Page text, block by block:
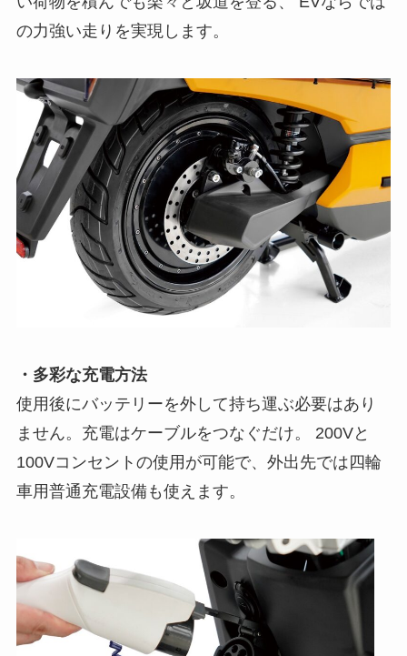
の力強い走りを実現します。
・多彩な充電方法
使用後にバッテリーを外して持ち運ぶ必要はあり
ません。充電はケーブルをつなぐだけ。 200Vと
100Vコンセントの使用が可能で、外出先では四輪
車用普通充電設備も使えます。